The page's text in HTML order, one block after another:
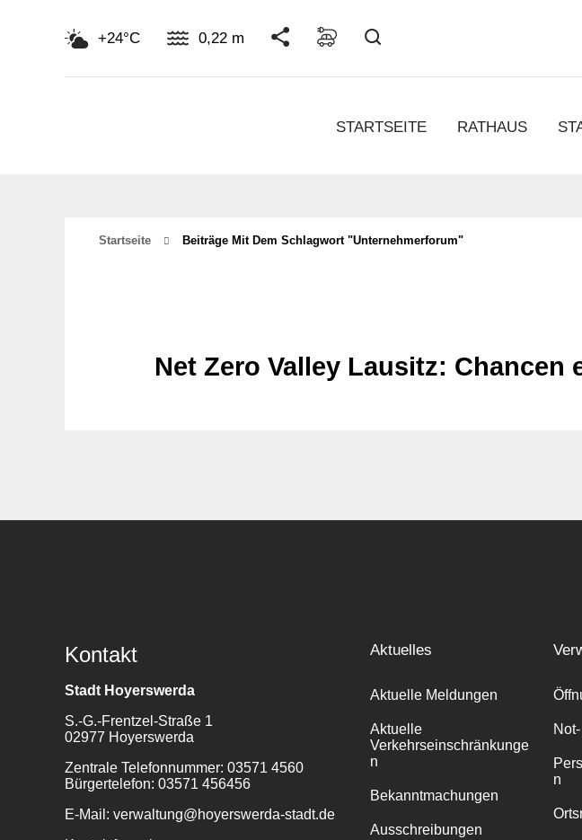
+24°C 0,22 m
STARTSEITE RATHAUS
Startseite Beiträge Mit Dem Schlagwort "unternehmerforum"
Net Zero Valley Lausitz:
Kontakt
Stadt Hoyerswerda
S.-G.-Frentzel-Straße 1
02977 Hoyerswerda
Zentrale Telefonnummer: 03571 4560
Bürgertelefon: 03571 456456
E-Mail: verwaltung@hoyerswerda-stadt.de
Aktuelles
Aktuelle Meldungen
Aktuelle
Verkehrseinschränkunge
n
Bekanntmachungen
Ausschreibungen
n